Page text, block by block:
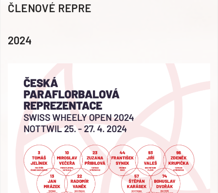
ČLENOVÉ REPRE
2024